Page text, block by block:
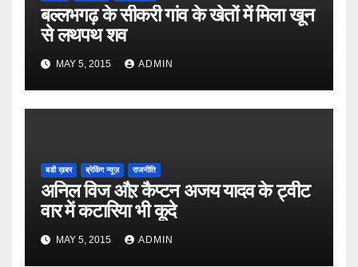
बल्लभगढ़ के सीकरी गांव के खेतों में मिला खून
से लथपथ शव
MAY 5, 2015 ADMIN
बडी ख़बर ब्रेकिंग न्यूज़ राजनीति
अनिल विज औऱ कैप्टन अजय यादव के ट्वीट
वार में कटारिया भी कूदे
MAY 5, 2015 ADMIN